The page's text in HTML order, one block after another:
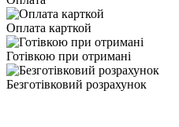
Оплата карткой
Готівкою при отримані
Безготівковий розрахунок